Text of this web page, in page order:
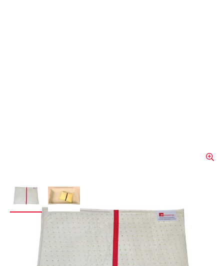
View larger imageView larger image
Coussin de protection BE